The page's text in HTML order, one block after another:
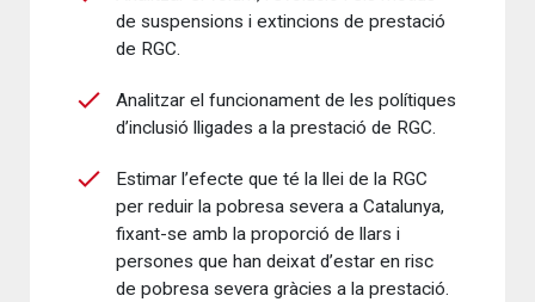
de suspensions i extincions de prestació
de RGC.
Analitzar el funcionament de les polítiques
d’inclusió lligades a la prestació de RGC.
Estimar l’efecte que té la llei de la RGC
per reduir la pobresa severa a Catalunya,
fixant-se amb la proporció de llars i
persones que han deixat d’estar en risc
de pobresa severa gràcies a la prestació.